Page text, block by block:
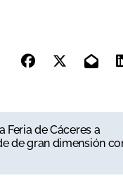
Feria de Cáceres a
de gran dimensión